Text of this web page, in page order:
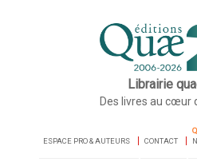
Librairie
Des livres au cœur
ESPACE PRO & AUTEURS CONTACT